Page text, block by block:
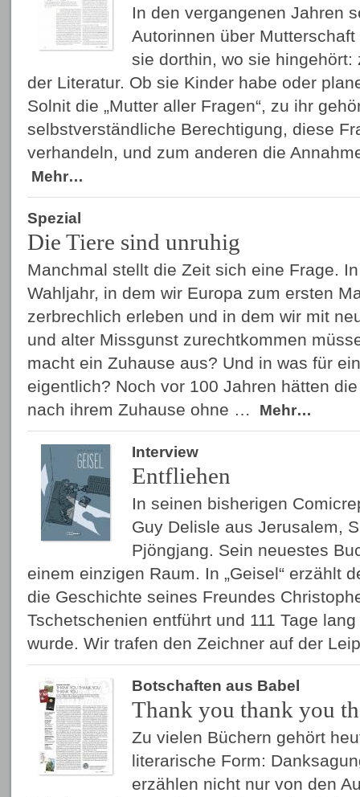
In den vergangenen Jahren
Autorinnen über
sie dorthin, wo sie
der Literatur. Ob sie Kinder habe oder
Solnit die „Mutter aller Fragen“, zu ihr
selbstverständliche Berechtigung, diese
verhandeln, und zum anderen die
Mehr…
Spezial
Die Tiere sind unruhig
Manchmal stellt die Zeit sich eine Frage.
Wahljahr, in dem wir Europa zum ersten
zerbrechlich erleben und in dem wir mit
und alter Missgunst zurechtkommen
macht ein Zuhause aus? Und in was für
eigentlich? Noch vor 100 Jahren hätten
nach ihrem Zuhause ohne …
Mehr…
Interview
Entfliehen
In seinen bisherigen
Guy Delisle aus Jerusalem,
Pjöngjang. Sein neuestes
einem einzigen Raum. In „Geisel“ erzählt
die Geschichte seines Freundes
Tschetschenien entführt und 111 Tage
wurde. Wir trafen den Zeichner auf der
Botschaften aus Babel
Thank you thank you
Zu vielen Büchern gehört
literarische Form:
erzählen nicht nur von den